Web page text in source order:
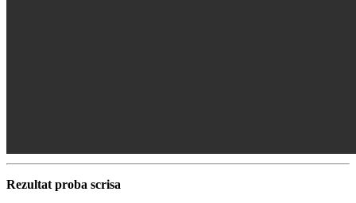
Rezultat proba scrisa